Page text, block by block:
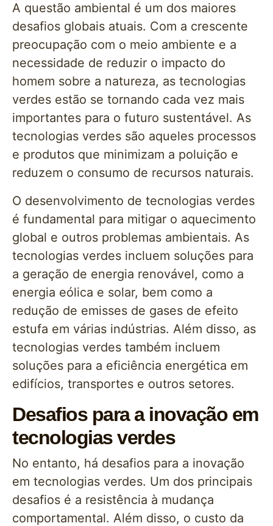
A questão ambiental é um dos maiores
desafios globais atuais. Com a crescente
preocupação com o meio ambiente e a
necessidade de reduzir o impacto do
homem sobre a natureza, as tecnologias
verdes estão se tornando cada vez mais
importantes para o futuro sustentável. As
tecnologias verdes são aqueles processos
e produtos que minimizam a poluição e
reduzem o consumo de recursos naturais.
O desenvolvimento de tecnologias verdes
é fundamental para mitigar o aquecimento
global e outros problemas ambientais. As
tecnologias verdes incluem soluções para
a geração de energia renovável, como a
energia eólica e solar, bem como a
redução de emisses de gases de efeito
estufa em várias indústrias. Além disso, as
tecnologias verdes também incluem
soluções para a eficiência energética em
edifícios, transportes e outros setores.
Desafios para a inovação em
tecnologias verdes
No entanto, há desafios para a inovação
em tecnologias verdes. Um dos principais
desafios é a resistência à mudança
comportamental. Além disso, o custo da